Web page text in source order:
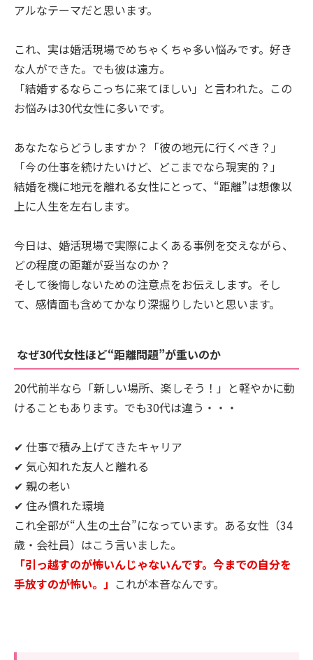
アルなテーマだと思います。
これ、実は婚活現場でめちゃくちゃ多い悩みです。好き
な人ができた。でも彼は遠方。
「結婚するならこっちに来てほしい」と言われた。この
お悩みは30代女性に多いです。
あなたならどうしますか？「彼の地元に行くべき？」
「今の仕事を続けたいけど、どこまでなら現実的？」
結婚を機に地元を離れる女性にとって、“距離”は想像以
上に人生を左右します。
今日は、婚活現場で実際によくある事例を交えながら、
どの程度の距離が妥当なのか？
そして後悔しないための注意点をお伝えします。そし
て、感情面も含めてかなり深掘りしたいと思います。
なぜ30代女性ほど“距離問題”が重いのか
20代前半なら「新しい場所、楽しそう！」と軽やかに動
けることもあります。でも30代は違う・・・
✔ 仕事で積み上げてきたキャリア
✔ 気心知れた友人と離れる
✔ 親の老い
✔ 住み慣れた環境
これ全部が“人生の土台”になっています。ある女性（34
歳・会社員）はこう言いました。
「引っ越すのが怖いんじゃないんです。今までの自分を
手放すのが怖い。」 これが本音なんです。